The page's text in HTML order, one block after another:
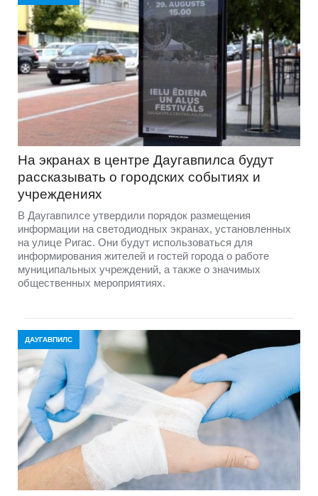
На экранах в центре Даугавпилса будут
рассказывать о городских событиях и
учреждениях
В Даугавпилсе утвердили порядок размещения
информации на светодиодных экранах, установленных
на улице Ригас. Они будут использоваться для
информирования жителей и гостей города о работе
муниципальных учреждений, а также о значимых
общественных мероприятиях.
ДАУГАВПИЛС